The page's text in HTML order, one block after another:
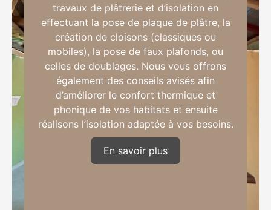
travaux de plâtrerie et d’isolation en
effectuant la pose de plaque de plâtre, la
création de cloisons (classiques ou
mobiles), la pose de faux plafonds, ou
celles de doublages. Nous vous offrons
également des conseils avisés afin
d’améliorer le confort thermique et
phonique de vos habitats et ensuite
réalisons l’isolation adaptée à vos besoins.
En savoir plus